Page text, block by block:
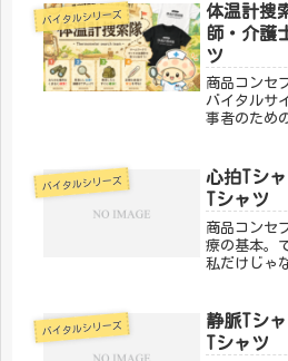
バイタルシリーズ
体温計捜
師・介護
ツ
商品コンセ
バイタルサ
事者のため
をおしゃれ
した。わか
そ...
バイタルシリーズ
心拍Tシ
Tシャツ
商品コンセ
療の基本。
私だけじゃ
わずうなず
カルきのこ
デ...
バイタルシリーズ
静脈Tシ
Tシャツ